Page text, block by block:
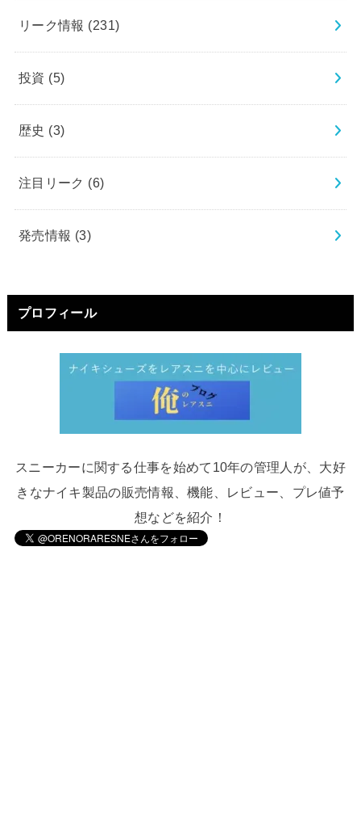
リーク情報 (231)
投資 (5)
歴史 (3)
注目リーク (6)
発売情報 (3)
プロフィール
スニーカーに関する仕事を始めて10年の管理人が、大好
きなナイキ製品の販売情報、機能、レビュー、プレ値予
想などを紹介！